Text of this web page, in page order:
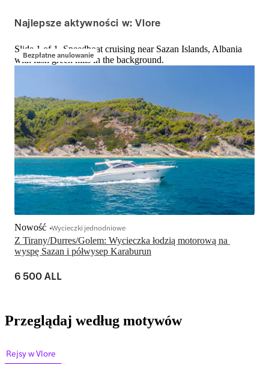
Najlepsze aktywności w: Vlore
Bezpłatne anulowanie
Slide 1 of 1, Speedboat cruising near Sazan Islands, Albania
with lush green hills in the background.
Z Tirany/Durres/Golem: Wycieczka łodzią motorową na
wyspę Sazan i półwysep Karaburun
Nowość Wycieczki jednodniowe
6 500 ALL
Przeglądaj według motywów
Rejsy w Vlore